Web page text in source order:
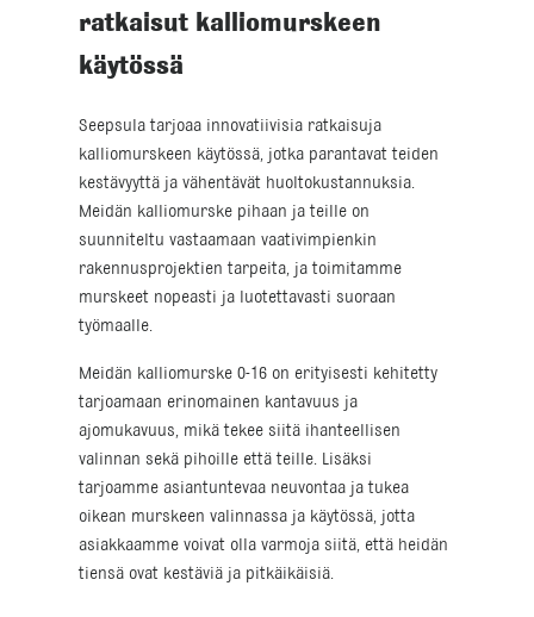
ratkaisut kalliomurskeen
käytössä
Seepsula tarjoaa innovatiivisia ratkaisuja
kalliomurskeen käytössä, jotka parantavat teiden
kestävyyttä ja vähentävät huoltokustannuksia.
Meidän kalliomurske pihaan ja teille on
suunniteltu vastaamaan vaativimpienkin
rakennusprojektien tarpeita, ja toimitamme
murskeet nopeasti ja luotettavasti suoraan
työmaalle.
Meidän kalliomurske 0-16 on erityisesti kehitetty
tarjoamaan erinomainen kantavuus ja
ajomukavuus, mikä tekee siitä ihanteellisen
valinnan sekä pihoille että teille. Lisäksi
tarjoamme asiantuntevaa neuvontaa ja tukea
oikean murskeen valinnassa ja käytössä, jotta
asiakkaamme voivat olla varmoja siitä, että heidän
tiensä ovat kestäviä ja pitkäikäisiä.